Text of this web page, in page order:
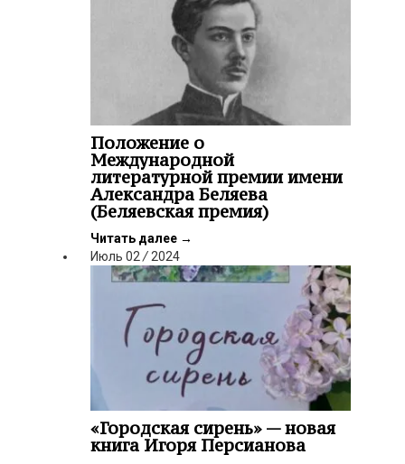
Положение о
Международной
литературной премии имени
Александра Беляева
(Беляевская премия)
Читать далее →
Июль 02/2024
«Городская сирень» — новая
книга Игоря Персианова